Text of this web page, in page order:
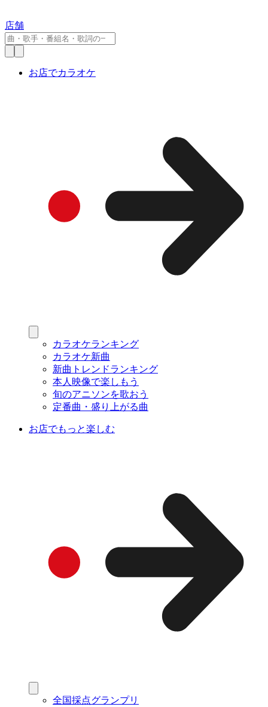
店舗
お店でカラオケ
カラオケランキング
カラオケ新曲
新曲トレンドランキング
本人映像で楽しもう
旬のアニソンを歌おう
定番曲・盛り上がる曲
お店でもっと楽しむ
全国採点グランプリ